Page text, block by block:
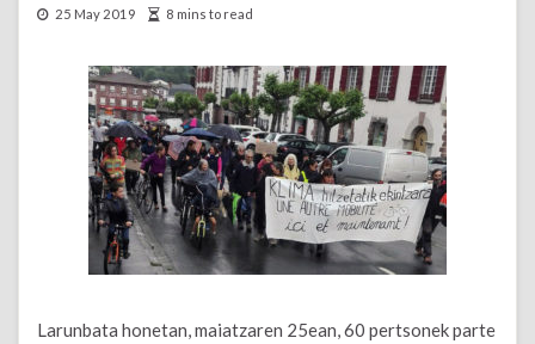
25 May 2019
8 mins to read
Larunbata honetan, maiatzaren 25ean, 60 pertsonek parte